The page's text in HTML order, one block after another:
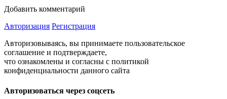
Добавить комментарий
Авторизация Регистрация
Авторизовываясь, вы принимаете пользовательское
соглашение и подтверждаете,
что ознакомлены и согласны с политикой
конфиденциальности данного сайта
Авторизоваться через соцсеть